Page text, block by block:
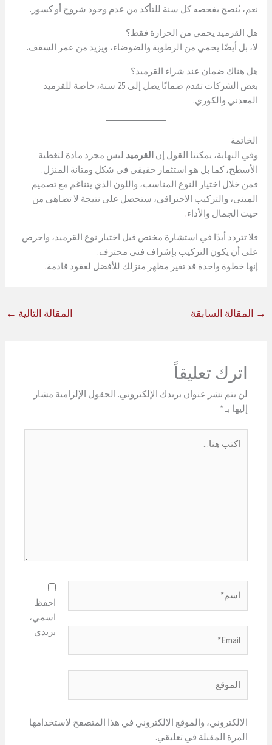
نعم، يُنصح بفحصه كل سنة للتأكد من عدم وجود شروخ أو كسور.
هل القرميد يحمي من الحرارة فقط؟
لا، بل أيضًا يحمي من الرطوبة والضوضاء، ويزيد من عمر السقف.
هل هناك ضمان عند شراء القرميد؟
بعض الشركات تقدم ضمانًا يصل إلى 25 سنة، خاصة للقرميد
المعدني والكوري.
الخاتمة
وفي النهاية، يمكننا القول إنالقرميد ليس مجرد مادة لتغطية
الأسطح، كما بل هو استثمار حقيقي في شكل ومتانة المنزل.
فمن خلال اختيار النوع المناسب، واللون الذي يتناغم مع تصميم
المبنى، والتركيب الاحترافي، ستحصل على نتيجة لا تضاهى من
حيث الجمال والأداء.
فلا تتردد أبدًا في استشارة مختص قبل اختيار نوع القرميد، واحرص
على أن يكون التركيب بإشراف فني محترف.
إنها خطوة واحدة قد تغير مظهر منزلك للأفضل لعقود قادمة.
→ المقالة السابقة المقالة التالية ←
اترك تعليقاً
لن يتم نشر عنوان بريدك الإلكتروني. الحقول الإلزامية مشار
إليها بـ *
هنا...
احفظ
اسمي،
بريدي
الإلكتروني، والموقع الإلكتروني في هذا المتصفح لاستخدامها
المرة المقبلة في تعليقي.